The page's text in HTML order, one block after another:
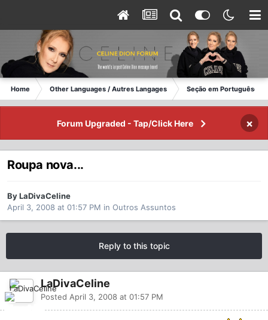
Home Other Languages / Autres Langages Seção em Portuguêse
Forum Upgraded - Tap/Click Here ×
Roupa nova...
By LaDivaCeline
April 3, 2008 at 01:57 PM in Outros Assuntos
Reply to this topic
LaDivaCeline
Posted April 3, 2008 at 01:57 PM